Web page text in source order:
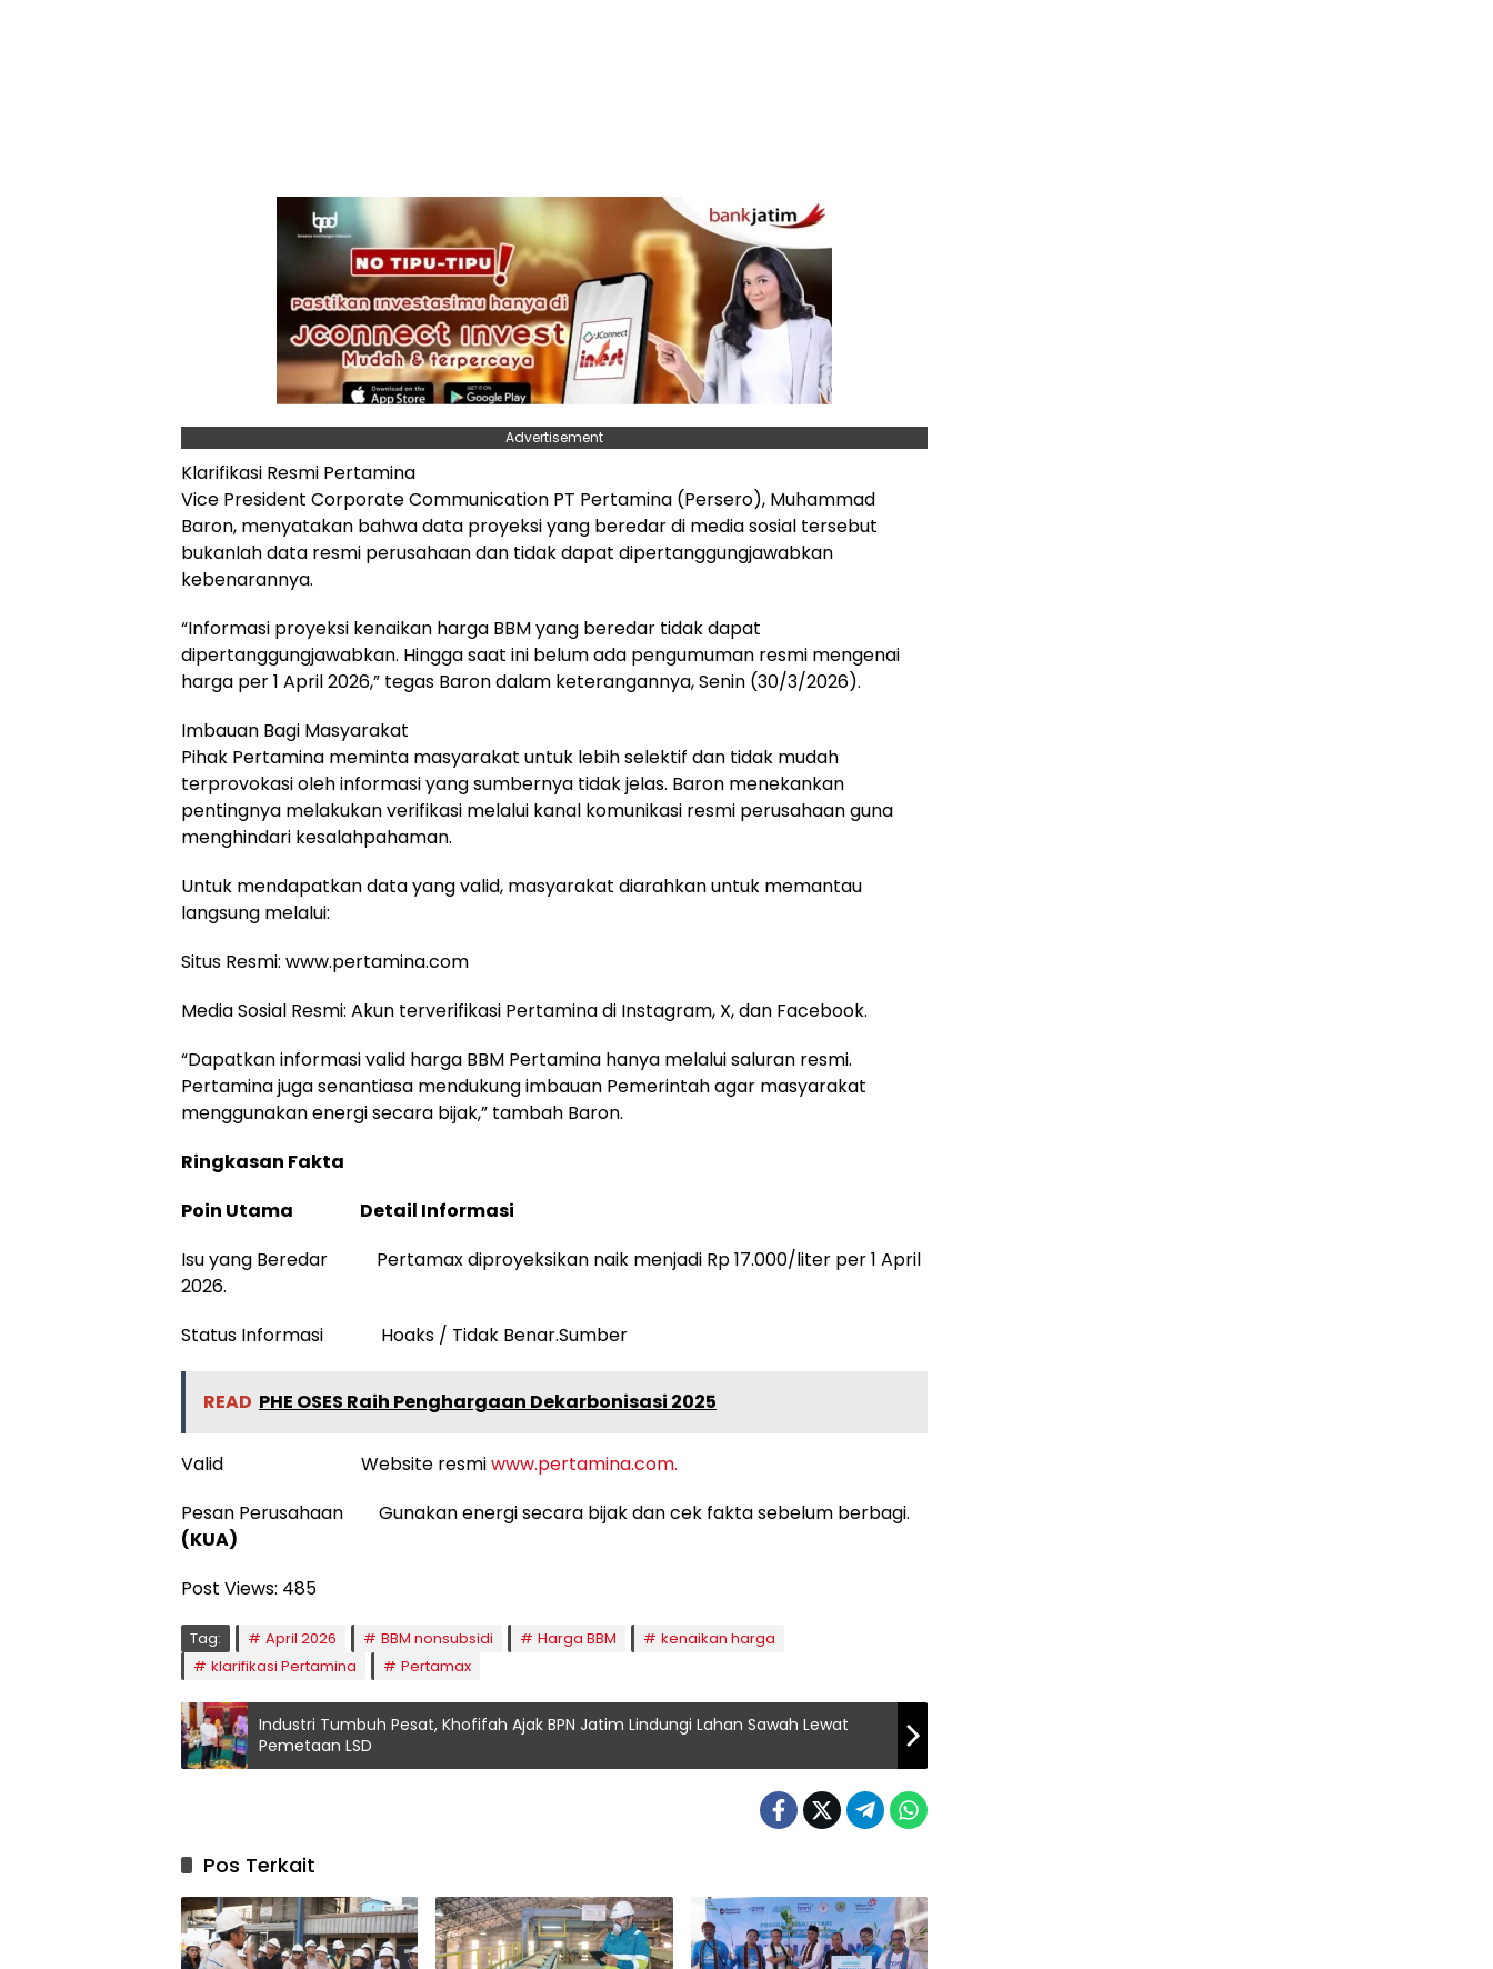
Advertisement
Klarifikasi Resmi Pertamina
Vice President Corporate Communication PT Pertamina (Persero), Muhammad
Baron, menyatakan bahwa data proyeksi yang beredar di media sosial tersebut
bukanlah data resmi perusahaan dan tidak dapat dipertanggungjawabkan
kebenarannya.
“Informasi proyeksi kenaikan harga BBM yang beredar tidak dapat
dipertanggungjawabkan. Hingga saat ini belum ada pengumuman resmi mengenai
harga per 1 April 2026,” tegas Baron dalam keterangannya, Senin (30/3/2026).
Imbauan Bagi Masyarakat
Pihak Pertamina meminta masyarakat untuk lebih selektif dan tidak mudah
terprovokasi oleh informasi yang sumbernya tidak jelas. Baron menekankan
pentingnya melakukan verifikasi melalui kanal komunikasi resmi perusahaan guna
menghindari kesalahpahaman.
Untuk mendapatkan data yang valid, masyarakat diarahkan untuk memantau
langsung melalui:
Situs Resmi: www.pertamina.com
Media Sosial Resmi: Akun terverifikasi Pertamina di Instagram, X, dan Facebook.
“Dapatkan informasi valid harga BBM Pertamina hanya melalui saluran resmi.
Pertamina juga senantiasa mendukung imbauan Pemerintah agar masyarakat
menggunakan energi secara bijak,” tambah Baron.
Ringkasan Fakta
Poin Utama Detail Informasi
Isu yang Beredar Pertamax diproyeksikan naik menjadi Rp 17.000/liter per 1 April
2026.
Status Informasi Hoaks / Tidak Benar.Sumber
READ PHE OSES Raih Penghargaan Dekarbonisasi 2025
Valid Website resmiwww.pertamina.com.
Pesan Perusahaan Gunakan energi secara bijak dan cek fakta sebelum berbagi.
(KUA)
Post Views: 485
Tag: April 2026 BBM nonsubsidi Harga BBM
kenaikan harga
klarifikasi Pertamina
Pertamax
Industri Tumbuh Pesat, Khofifah Ajak BPN Jatim Lindungi Lahan Sawah Lewat
Pemetaan LSD
Pos Terkait